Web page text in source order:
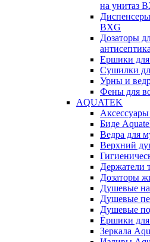
на унитаз
BXG
Дозаторы
Ершики для
Сушилки
Урны и
Фены для
AQUATEK
Биде
Ведра для
Верхний
Держатели
Дозаторы
Душевые
Душевые
Душевые
Ёршики для
Зеркала